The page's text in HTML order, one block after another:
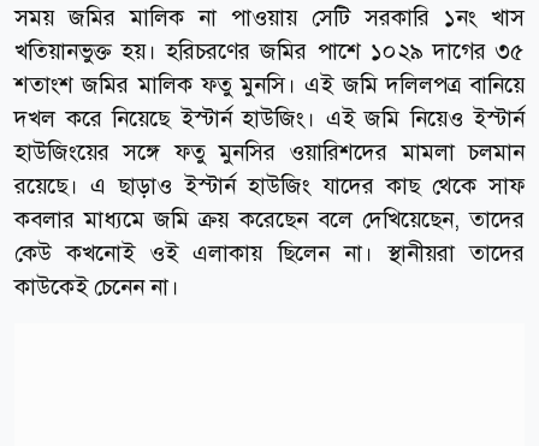
সময় জমির মালিক না পাওয়ায় সেটি সরকারি ১নং খাস
খতিয়ানভুক্ত হয়। হরিচরণের জমির পাশে ১০২৯ দাগের ৩৫
শতাংশ জমির মালিক ফতু মুনসি। এই জমি দলিলপত্র বানিয়ে
দখল করে নিয়েছে ইস্টার্ন হাউজিং। এই জমি নিয়েও ইস্টার্ন
হাউজিংয়ের সঙ্গে ফতু মুনসির ওয়ারিশদের মামলা চলমান
রয়েছে। এ ছাড়াও ইস্টার্ন হাউজিং যাদের কাছ থেকে সাফ
কবলার মাধ্যমে জমি ক্রয় করেছেন বলে দেখিয়েছেন, তাদের
কেউ কখনোই ওই এলাকায় ছিলেন না। স্থানীয়রা তাদের
কাউকেই চেনেন না।